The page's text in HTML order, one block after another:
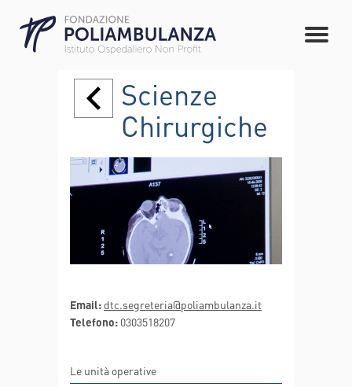
Scienze
Chirurgiche
Email: dtc.segreteria@poliambulanza.it
Telefono: 0303518207
Le unità operative